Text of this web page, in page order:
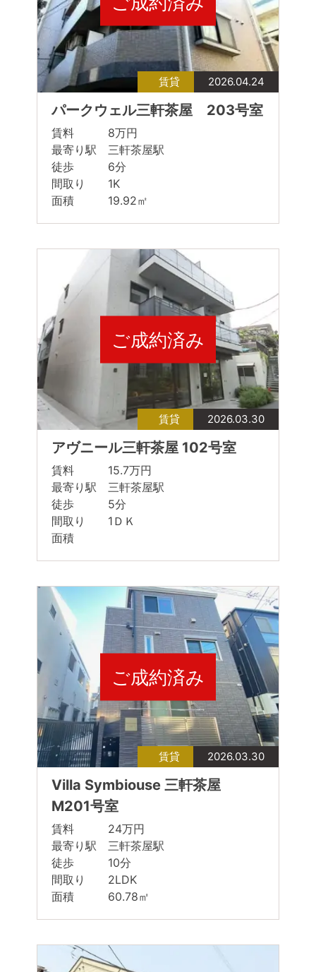
賃貸 2026.04.24
パークウェル三軒茶屋 203号室
賃料 8万円
最寄り駅 三軒茶屋駅
徒歩 6分
間取り 1K
面積 19.92㎡
ご成約済み
賃貸 2026.03.30
アヴニール三軒茶屋 102号室
賃料 15.7万円
最寄り駅 三軒茶屋駅
徒歩 5分
間取り 1ＤＫ
面積
ご成約済み
賃貸 2026.03.30
Villa Symbiouse 三軒茶屋
M201号室
賃料 24万円
最寄り駅 三軒茶屋駅
徒歩 10分
間取り 2LDK
面積 60.78㎡